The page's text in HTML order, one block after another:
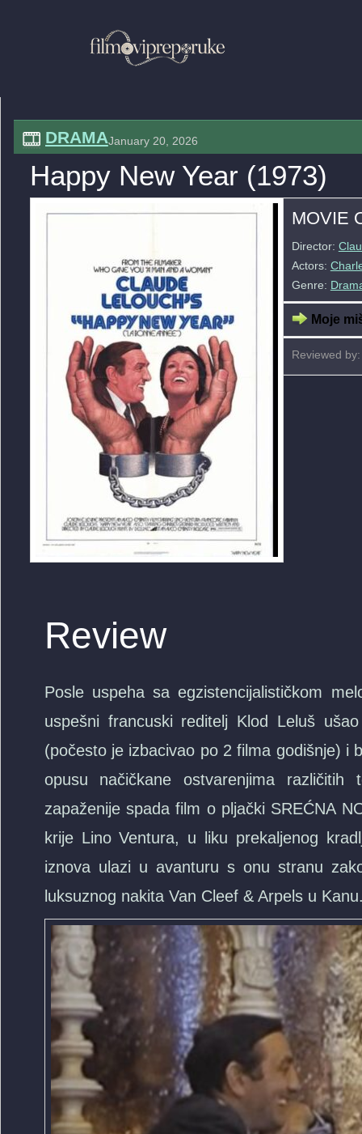
DRAMAJanuary 20, 2026
Happy New Year (1973)
MOVIE
Director:
Actors:
Genre:
Moje
Reviewed
Review
Posle uspeha sa egzistencijalističkom
uspešni francuski reditelj Klod Leluš
(počesto je izbacivao po 2 filma godišnje) i
opusu načičkane ostvarenjima
zapaženije spada film o pljački SREĆNA
krije Lino Ventura, u liku prekaljenog
iznova ulazi u avanturu s onu stranu
luksuznog nakita Van Cleef & Arpels u